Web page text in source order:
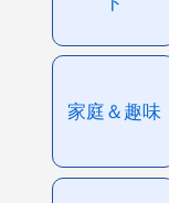
家庭＆趣味